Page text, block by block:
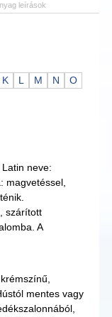
leírások
K L M N
O
neve:
magvetéssel,
szárított
A
mentes vagy